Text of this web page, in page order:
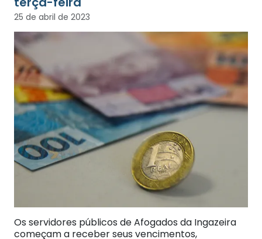
25 de abril de 2023
Os servidores públicos de Afogados da Ingazeira
começam a receber seus vencimentos,